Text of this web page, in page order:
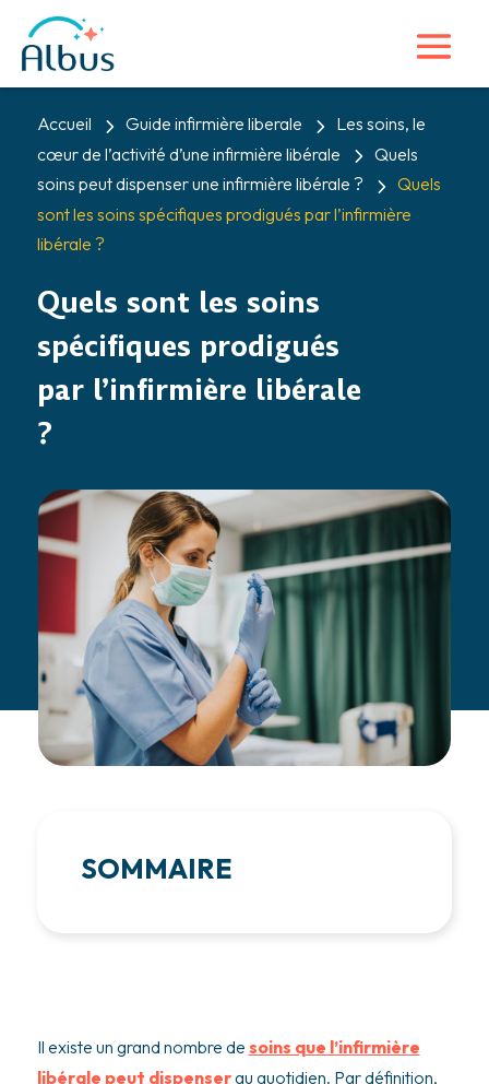
Accueil 5 Guide infirmière liberale 5 Les soins, le
cœur de l’activité d’une infirmière libérale
5 Quels
soins peut dispenser une infirmière libérale ?
5 Quels
sont les soins spécifiques prodigués par l’infirmière
libérale ?
Quels sont les soins
spécifiques prodigués
par l’infirmière libérale
?
SOMMAIRE
Il existe un grand nombre de soins que l’infirmière
libérale peut dispenserau quotidien. Par définition,